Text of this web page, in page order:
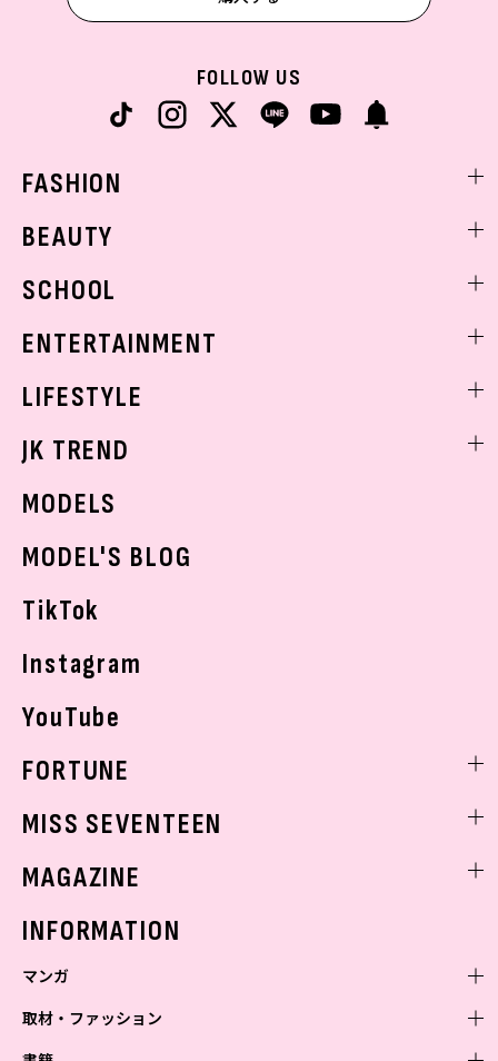
FOLLOW US
FASHION
着回し
BEAUTY
ベストコスメ
ボディケア
SCHOOL
学校ヘアメイク
ENTERTAINMENT
K-POP
LIFESTYLE
モデルの購入品
おでかけ
JK TREND
MODELS
MODEL'S BLOG
TikTok
Instagram
YouTube
FORTUNE
MISS SEVENTEEN
MAGAZINE
INFORMATION
マンガ
少年マンガ
取材・ファッション